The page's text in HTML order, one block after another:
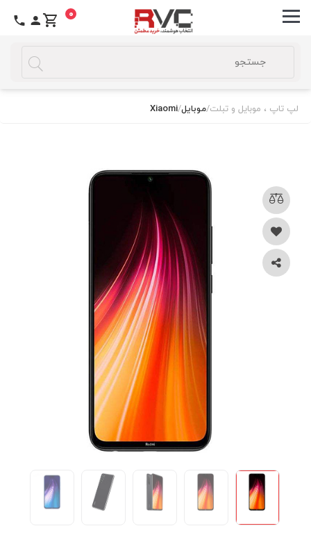
0
لپ تاپ ، موبایل و تبلت/موبایل/
Xiaomi